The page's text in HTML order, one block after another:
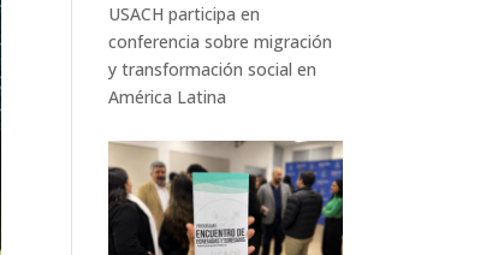
USACH participa en
conferencia sobre migración
y transformación social en
América Latina